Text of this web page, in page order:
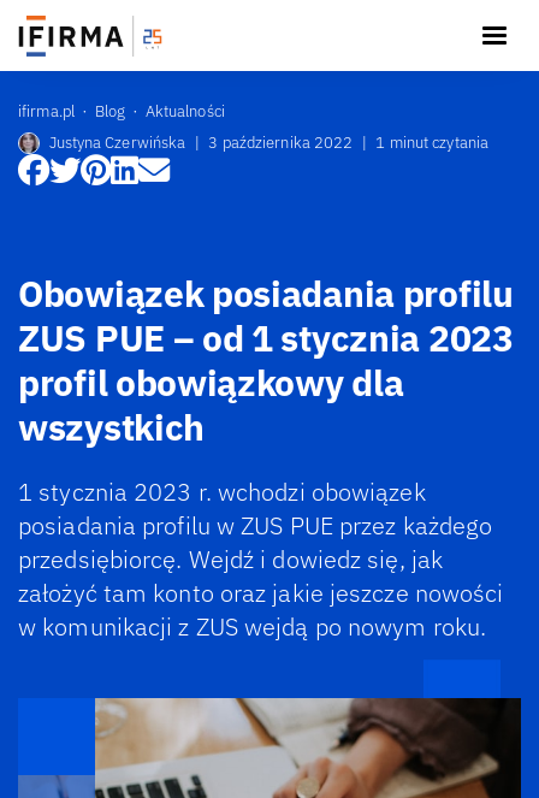
ifirma.pl Blog
Aktualności
Justyna Czerwińska | 3 października 2022 | 1 minut czytania
Obowiązek posiadania profilu
ZUS PUE – od 1 stycznia 2023
profil obowiązkowy dla
wszystkich
1 stycznia 2023 r. wchodzi obowiązek
posiadania profilu w ZUS PUE przez każdego
przedsiębiorcę. Wejdź i dowiedz się, jak
założyć tam konto oraz jakie jeszcze nowości
w komunikacji z ZUS wejdą po nowym roku.